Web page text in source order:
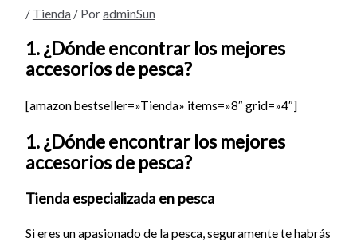
/ Tienda / PoradminSun
1. ¿Dónde encontrar los mejores
accesorios de pesca?
[amazon bestseller=»Tienda» items=»8″ grid=»4″]
1. ¿Dónde encontrar los mejores
accesorios de pesca?
Tienda especializada en pesca
Si eres un apasionado de la pesca, seguramente te habrás